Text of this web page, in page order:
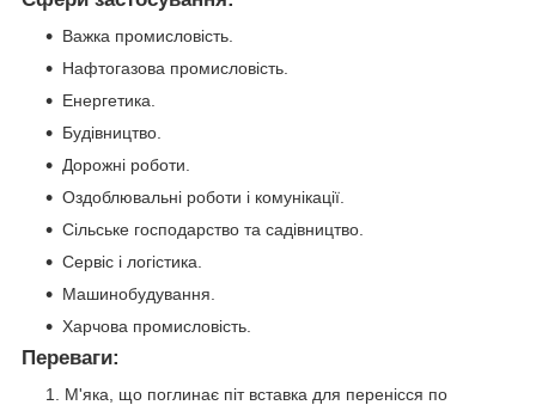
Важка промисловість.
Нафтогазова промисловість.
Енергетика.
Будівництво.
Дорожні роботи.
Оздоблювальні роботи і комунікації.
Сільське господарство та садівництво.
Сервіс і логістика.
Машинобудування.
Харчова промисловість.
Переваги:
М'яка, що поглинає піт вставка для перенісся по